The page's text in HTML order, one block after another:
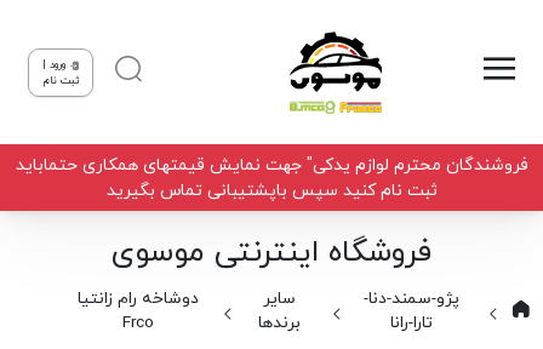
ورود |
ثبت نام
فروشندگان محترم لوازم یدکی" جهت نمایش قیمتهای همکاری حتماباید
ثبت نام کنید سپس باپشتیبانی تماس بگیرید
فروشگاه اینترنتی موسوی
پژو-سمند-دنا-
تارا-رانا
سایر
برندها
دوشاخه رام زانتیا
Frco